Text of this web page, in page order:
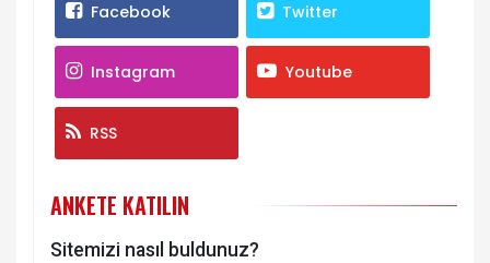
Facebook Twitter
Instagram Youtube
RSS
ANKETE KATILIN
Sitemizi nasıl buldunuz?